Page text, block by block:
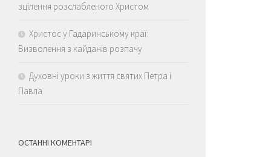
зцілення розслабленого Христом
Христос у Гадаринському краї:
Визволення з кайданів розпачу
Духовні уроки з життя святих Петра і
Павла
ОСТАННІ КОМЕНТАРІ